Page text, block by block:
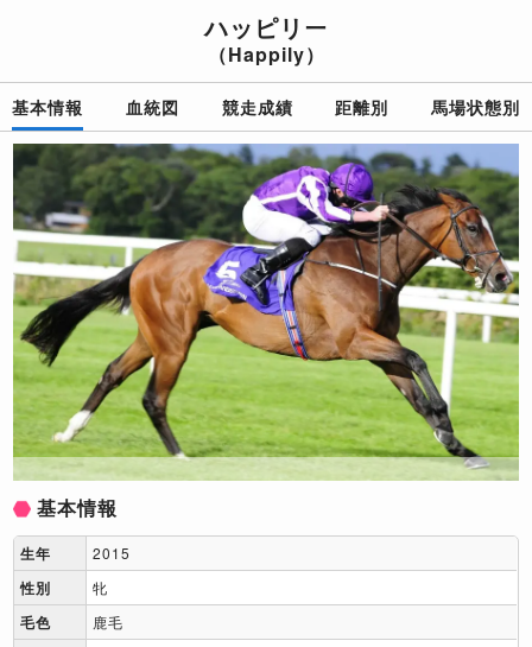
ハッピリー
（Happily）
基本情報 血統図 競走成績 距離別 馬場状態別
基本情報
生年 2015
性別 牝
毛色 鹿毛